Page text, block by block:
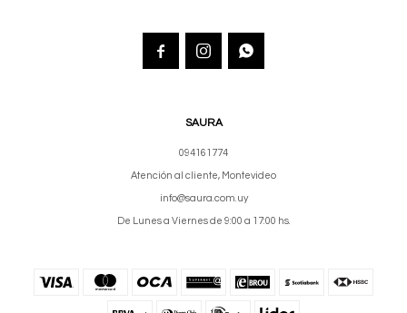
SAURA
094161774
Atención al cliente, Montevideo
info@saura.com.uy
De Lunes a Viernes de 9:00 a 17:00 hs.
  